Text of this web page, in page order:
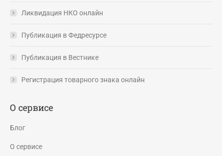
Ликвидация НКО онлайн
Публикация в Федресурсе
Публикация в Вестнике
Регистрация товарного знака онлайн
О сервисе
Блог
О сервисе